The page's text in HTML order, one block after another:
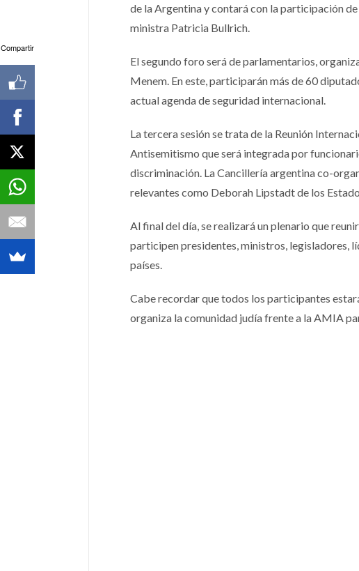
de la Argentina y contará con la participación
ministra Patricia Bullrich.
El segundo foro será de parlamentarios,
Menem. En este, participarán más de 60
actual agenda de seguridad internacional.
La tercera sesión se trata de la Reunión
Antisemitismo que será integrada por
discriminación. La Cancillería argentina co-
relevantes como Deborah Lipstadt de los
Al final del día, se realizará un plenario que
participen presidentes, ministros, legisladores,
países.
Cabe recordar que todos los participantes
organiza la comunidad judía frente a la AMIA
Compartir